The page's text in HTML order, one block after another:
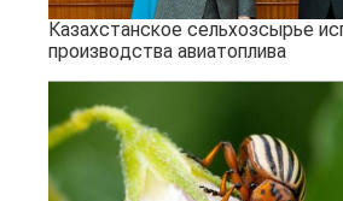
Казахстанское сельхозсырье
производства авиатоплива